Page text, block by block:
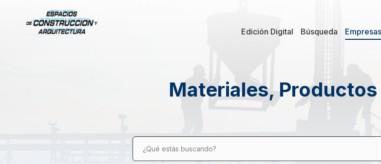
Edición Digital Búsqueda Empresas
Materiales,
¿Qué estás buscando?